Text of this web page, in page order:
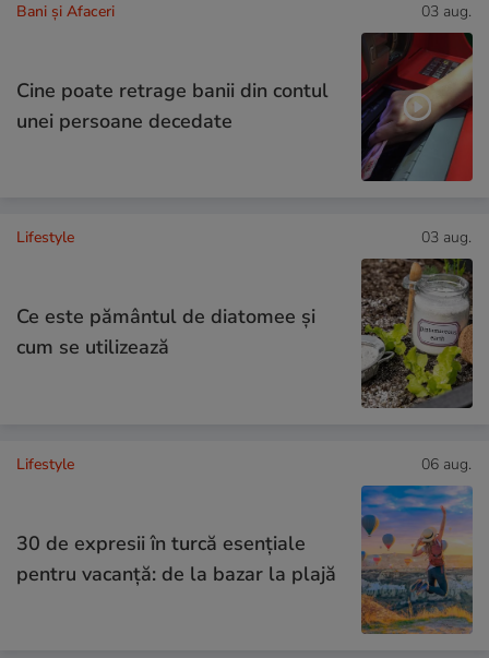
Bani și Afaceri 03 aug.
Cine poate retrage banii din contul
unei persoane decedate
Lifestyle 03 aug.
Ce este pământul de diatomee și
cum se utilizează
Lifestyle 06 aug.
30 de expresii în turcă esențiale
pentru vacanță: de la bazar la plajă